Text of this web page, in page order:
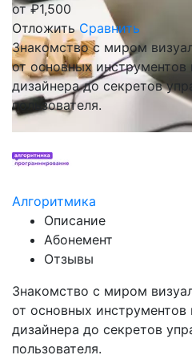
от₽1,500
Отложить Сравнить
Знакомство с миром
от основных инструментов
дизайнера до секретов
пользователя.
Алгоритмика
Описание
Абонемент
Отзывы
Знакомство с миром
от основных инструментов
дизайнера до секретов
пользователя.